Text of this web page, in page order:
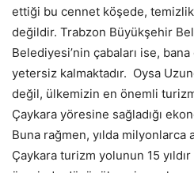
ettiği bu cennet köşede,
değildir. Trabzon Büyükşehir
Belediyesi’nin çabaları ise,
yetersiz kalmaktadır. Oysa
değil, ülkemizin en önemli
Çaykara yöresine sağladığı
Buna rağmen, yılda milyonlarca
Çaykara turizm yolunun 15